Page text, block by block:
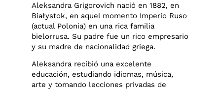
Aleksandra Grigorovich nació en 1882, en
Białystok, en aquel momento Imperio Ruso
(actual Polonia) en una rica familia
bielorrusa. Su padre fue un rico empresario
y su madre de nacionalidad griega.
Aleksandra recibió una excelente
educación, estudiando idiomas, música,
arte y tomando lecciones privadas de